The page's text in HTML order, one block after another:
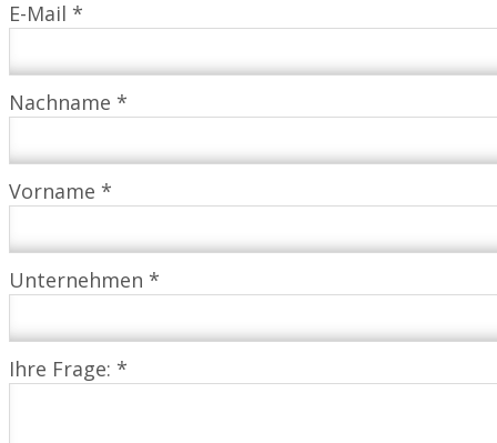
E-Mail *
Nachname *
Vorname *
Unternehmen *
Ihre Frage: *